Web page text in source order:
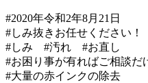
#2020年令和2年8月21日
#しみ抜きお任せください！
#しみ #汚れ #お直し
#お困り事が有ればご相談だ
#大量の赤インクの除去